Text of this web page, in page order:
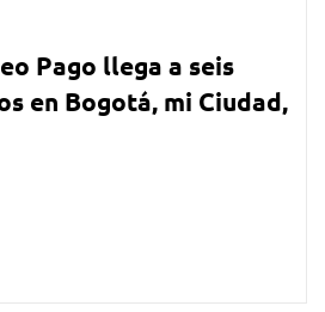
Pago llega a seis
en Bogotá, mi Ciudad,